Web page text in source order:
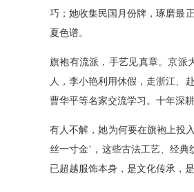
巧；她收集民国月份牌，琢磨最
夏色谱。
旗袍有流派，手艺见真章。京派
人，李小艳利用休假，走浙江、
曹华平等名家交流学习。十年深
有人不解，她为何要在旗袍上投
丝一寸金’，这些古法工艺、经
已超越服饰本身，是文化传承，